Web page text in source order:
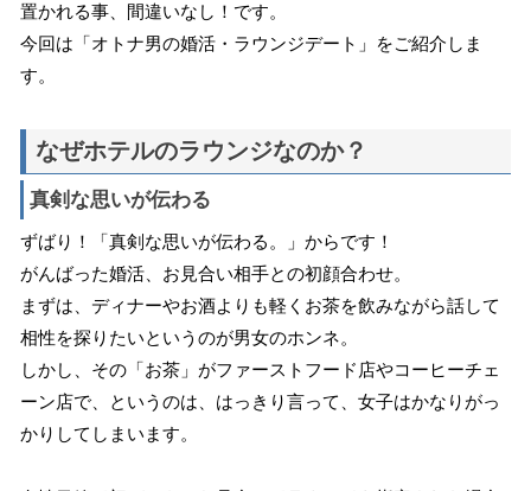
置かれる事、間違いなし！です。
今回は「オトナ男の婚活・ラウンジデート」をご紹介しま
す。
なぜホテルのラウンジなのか？
真剣な思いが伝わる
ずばり！「真剣な思いが伝わる。」からです！
がんばった婚活、お見合い相手との初顔合わせ。
まずは、ディナーやお酒よりも軽くお茶を飲みながら話して
相性を探りたいというのが男女のホンネ。
しかし、その「お茶」がファーストフード店やコーヒーチェ
ーン店で、というのは、はっきり言って、女子はかなりがっ
かりしてしまいます。